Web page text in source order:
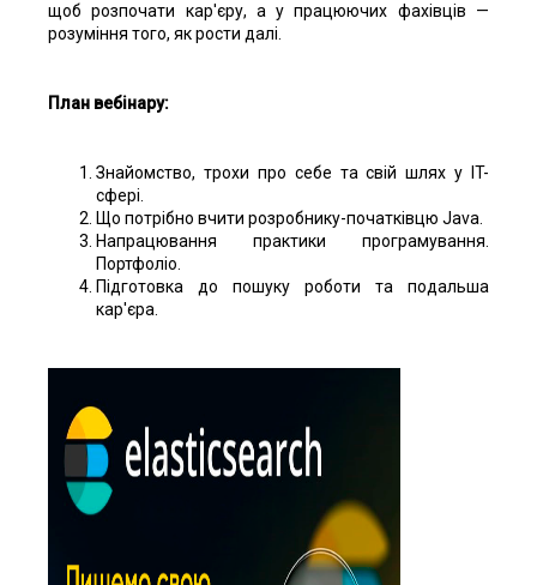
щоб розпочати кар'єру, а у працюючих фахівців —
розуміння того, як рости далі.
План вебінару:
Знайомство, трохи про себе та свій шлях у IT-
сфері.
Що потрібно вчити розробнику-початківцю Java.
Напрацювання практики програмування.
Портфоліо.
Підготовка до пошуку роботи та подальша
кар'єра.